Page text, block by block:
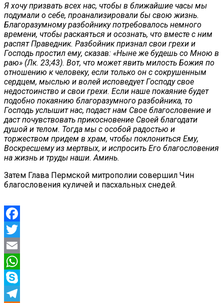
Я хочу призвать всех нас, чтобы в ближайшие часы мы
подумали о себе, проанализировали бы свою жизнь.
Благоразумному разбойнику потребовалось немного
времени, чтобы раскаяться и осознать, что вместе с ним
распят Праведник. Разбойник признал свои грехи и
Господь простил ему, сказав: «Ныне же будешь со Мною в
раю» (Лк. 23;43). Вот, что может явить милость Божия по
отношению к человеку, если только он с сокрушенным
сердцем, мыслью и волей исповедует Господу свое
недостоинство и свои грехи. Если наше покаяние будет
подобно покаянию благоразумного разбойника, то
Господь услышит нас, подаст нам Свое благословение и
даст почувствовать прикосновение Своей благодати
душой и телом. Тогда мы с особой радостью и
торжеством придем в храм, чтобы поклониться Ему,
Воскресшему из мертвых, и испросить Его благословения
на жизнь и труды наши. Аминь.
Затем Глава Пермской митрополии совершил Чин
благословения куличей и пасхальных снедей.
Facebook
Twitter
Email
WhatsApp
Skype